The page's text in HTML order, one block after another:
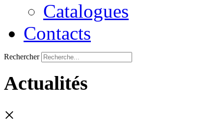
Catalogues
Contacts
Rechercher
Actualités
×